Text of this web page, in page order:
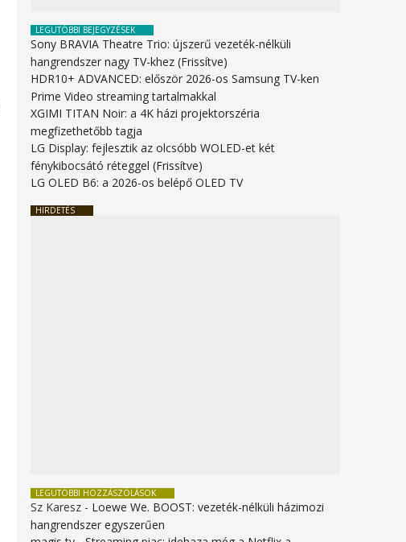
LEGUTÓBBI BEJEGYZÉSEK
Sony BRAVIA Theatre Trio: újszerű vezeték-nélküli
hangrendszer nagy TV-khez (Frissítve)
HDR10+ ADVANCED: először 2026-os Samsung TV-ken
Prime Video streaming tartalmakkal
XGIMI TITAN Noir: a 4K házi projektorszéria
megfizethetőbb tagja
LG Display: fejlesztik az olcsóbb WOLED-et két
fénykibocsátó réteggel (Frissítve)
LG OLED B6: a 2026-os belépő OLED TV
HIRDETÉS
LEGUTÓBBI HOZZÁSZÓLÁSOK
Sz Karesz - Loewe We. BOOST: vezeték-nélküli házimozi
hangrendszer egyszerűen